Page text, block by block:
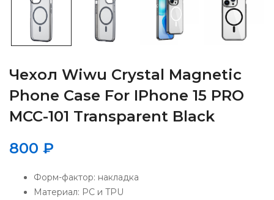
Чехол Wiwu Crystal Magnetic
Phone Case For IPhone 15 PRO
MCC-101 Transparent Black
800 ₽
Форм-фактор: накладка
Материал: PC и TPU